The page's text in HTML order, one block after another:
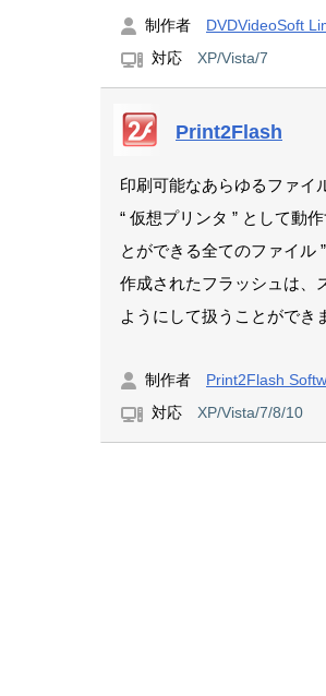
制作者 DVDVideoSoft
対応 XP/Vista/7
Print2Flash
印刷可能なあらゆるファイ
“ 仮想プリンタ ” として動
とができる全てのファイル
作成されたフラッシュは、
ようにして扱うことができ
制作者 Print2Flash
対応 XP/Vista/7/8/10